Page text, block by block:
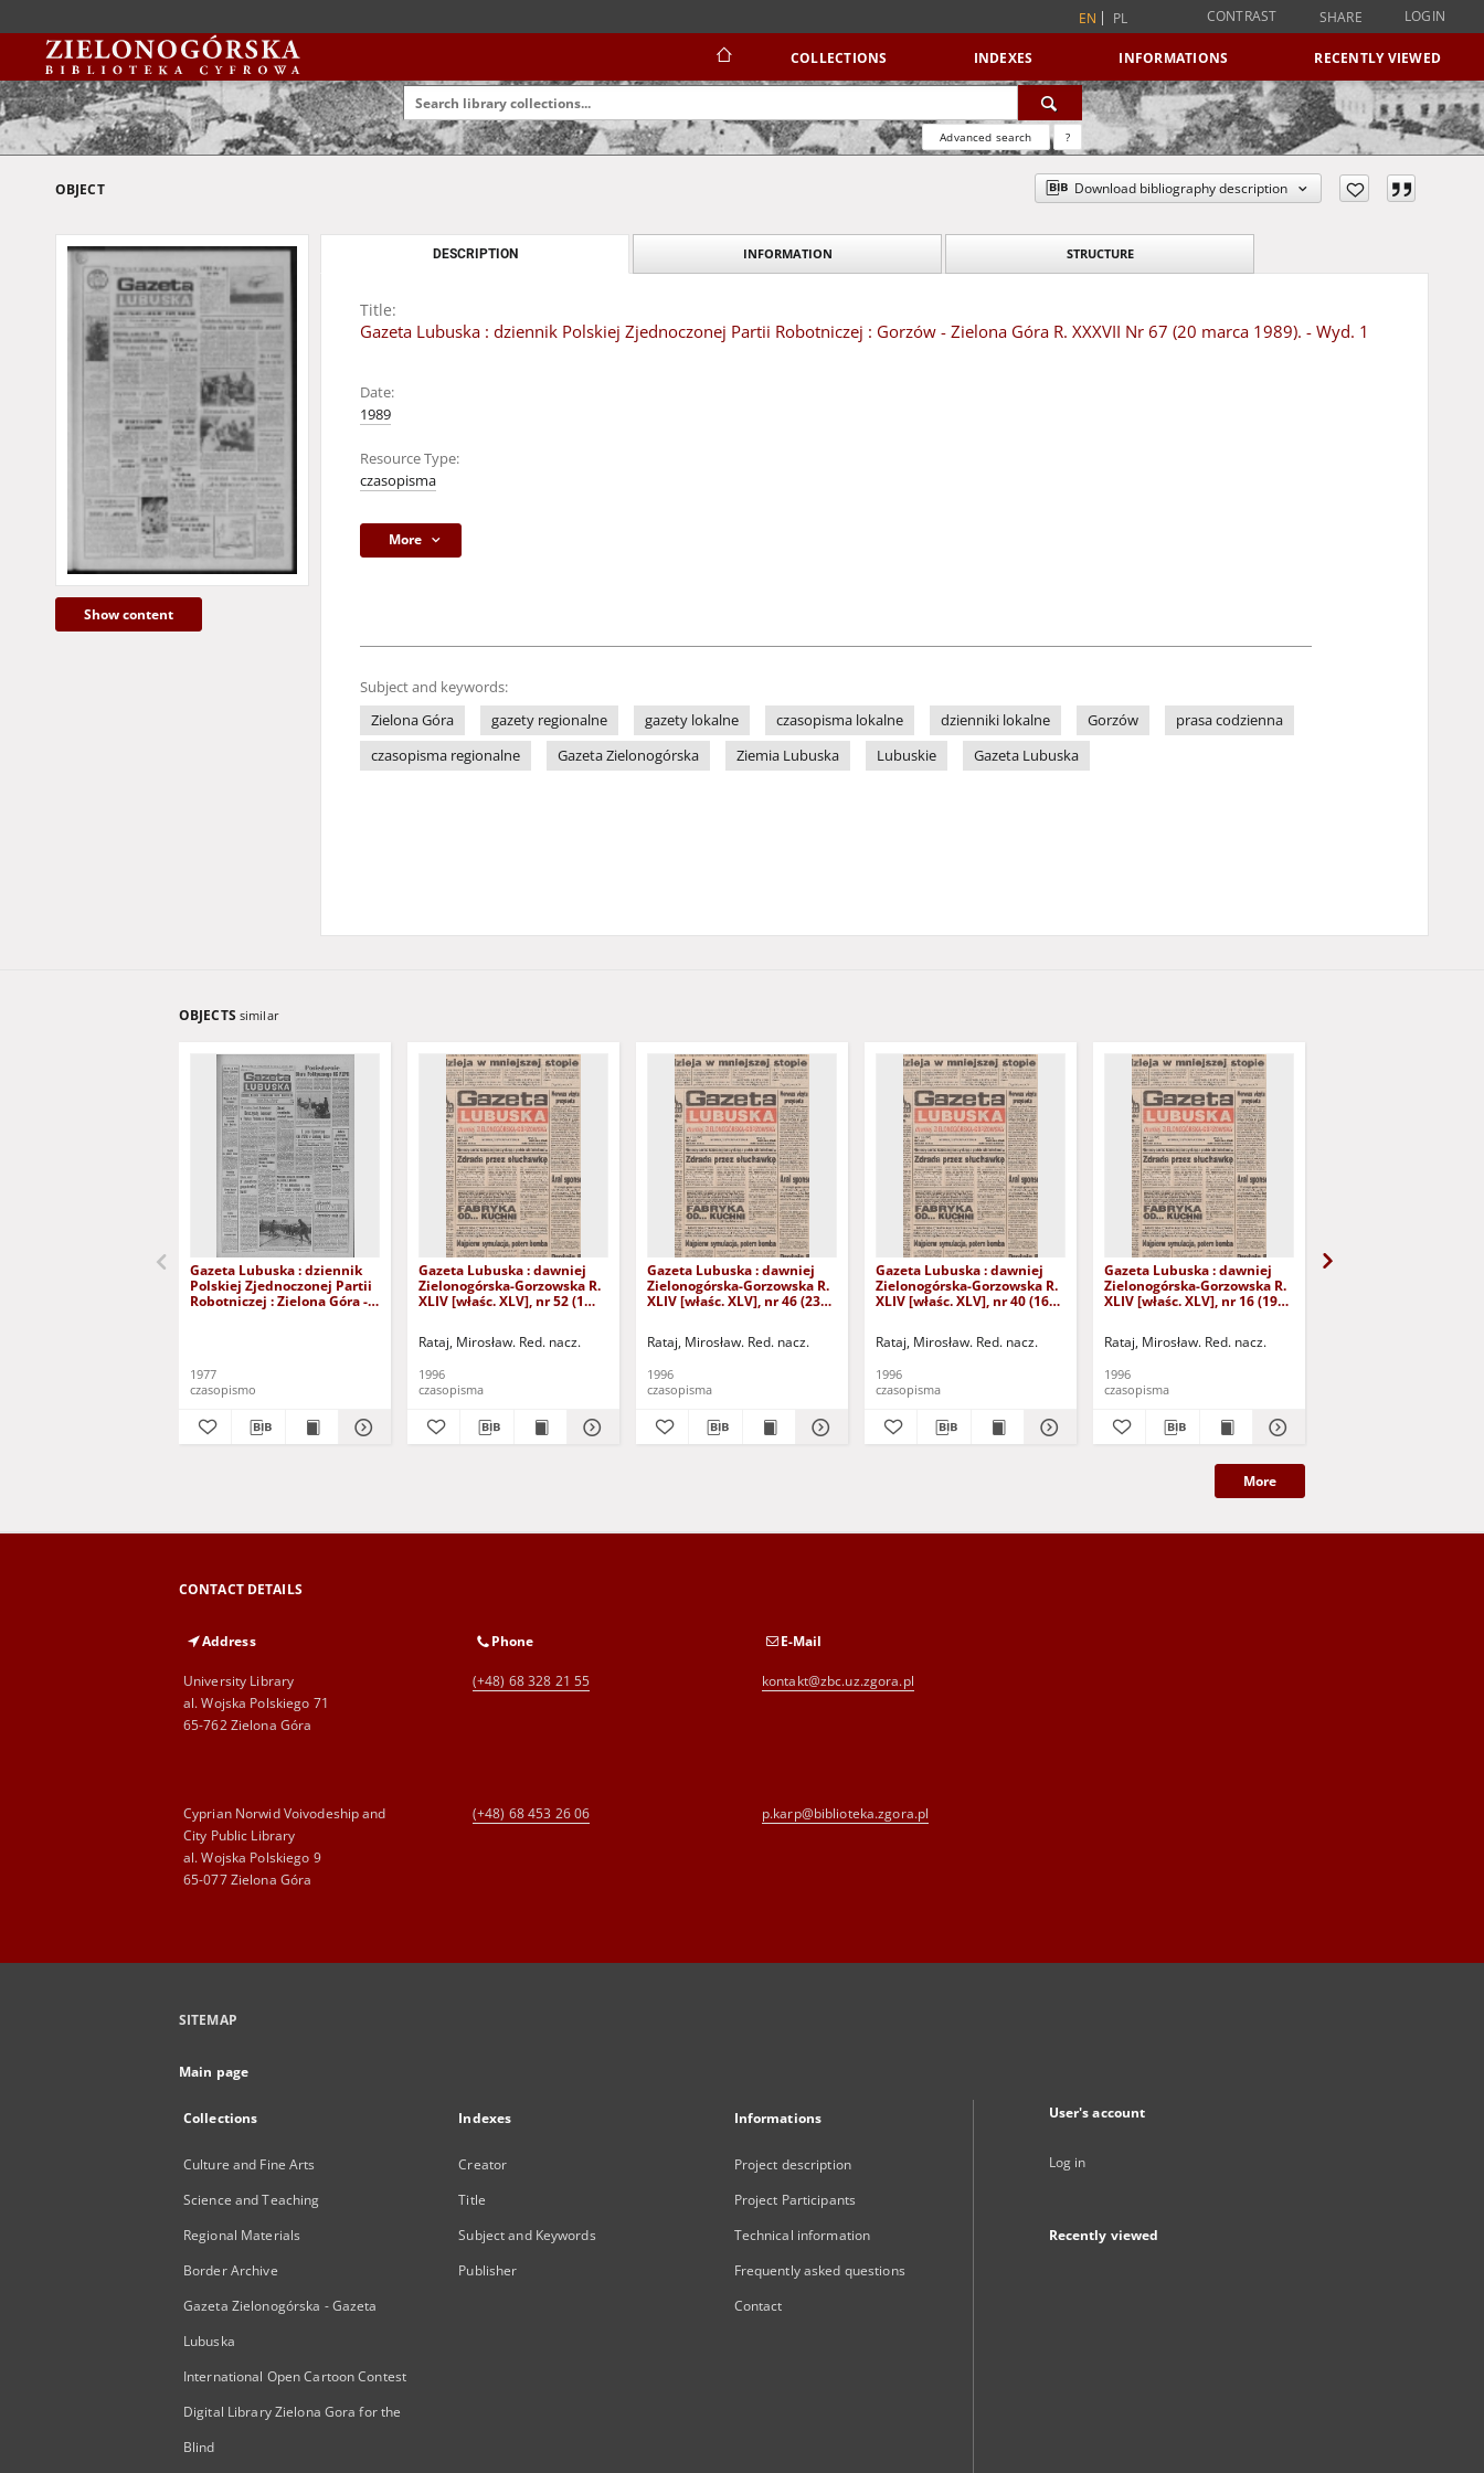
EN PL CONTRAST SHARE LOGIN
COLLECTIONS INDEXES INFORMATIONS RECENTLY VIEWED
Advanced search ?
OBJECT Download bibliography description
Show content
DESCRIPTION INFORMATION STRUCTURE
Title:
Gazeta Lubuska : dziennik Polskiej Zjednoczonej Partii Robotniczej : Gorzów - Zielona Góra R. XXXVII Nr 67 (20 marca 1989). - Wyd. 1
Date:
1989
Resource Type:
czasopisma
More
Subject and keywords:
Zielona Góra
gazety regionalne gazety lokalne czasopisma lokalne dzienniki lokalne Gorzów
prasa codzienna
czasopisma regionalne
Gazeta Zielonogórska Ziemia Lubuska Lubuskie Gazeta Lubuska
OBJECTS similar
Gazeta Lubuska : dziennik
Polskiej Zjednoczonej Partii
Robotniczej : Zielona Góra -
1977
czasopismo
Gazeta Lubuska : dawniej
Zielonogórska-Gorzowska R.
XLIV [właśc. XLV], nr 52 (1
Rataj, Mirosław. Red. nacz.
1996
czasopisma
Gazeta Lubuska : dawniej
Zielonogórska-Gorzowska R.
XLIV [właśc. XLV], nr 46 (23
Rataj, Mirosław. Red. nacz.
1996
czasopisma
Gazeta Lubuska : dawniej
Zielonogórska-Gorzowska R.
XLIV [właśc. XLV], nr 40 (16
Rataj, Mirosław. Red. nacz.
1996
czasopisma
Gazeta Lubuska : dawniej
Zielonogórska-Gorzowska R.
XLIV [właśc. XLV], nr 16 (19
Rataj, Mirosław. Red. nacz.
1996
czasopisma
More
CONTACT DETAILS
Address
University Library
al. Wojska Polskiego 71
65-762 Zielona Góra
Phone
(+48) 68 328 21 55
E-Mail
kontakt@zbc.uz.zgora.pl
Cyprian Norwid Voivodeship and
City Public Library
al. Wojska Polskiego 9
65-077 Zielona Góra
(+48) 68 453 26 06 p.karp@biblioteka.zgora.pl
SITEMAP
Main page
Collections
Culture and Fine Arts
Science and Teaching
Regional Materials
Border Archive
Gazeta Zielonogórska - Gazeta
Lubuska
International Open Cartoon Contest
Digital Library Zielona Gora for the
Blind
Indexes
Creator
Title
Subject and Keywords
Publisher
Informations
Project description
Project Participants
Technical information
Frequently asked questions
Contact
User's account
Log in
Recently viewed